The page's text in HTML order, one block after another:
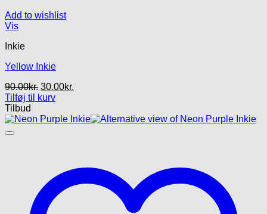
Add to wishlist
Vis
Inkie
Yellow Inkie
90.00kr. Den
oprindelige
var:
30.00kr.
er:
Tilføj til kurv
Tilbud